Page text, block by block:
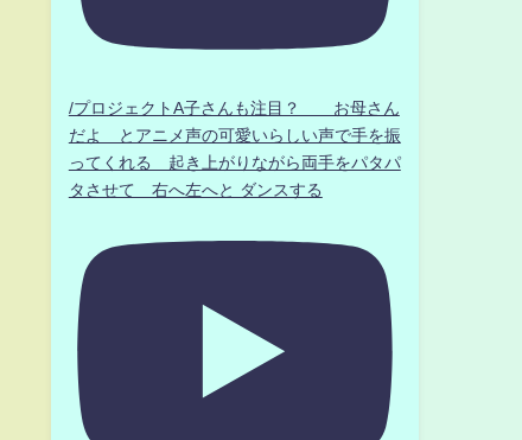
/プロジェクトA子さんも注目？ お母さん
だよ とアニメ声の可愛いらしい声で手を振
ってくれる 起き上がりながら両手をパタパ
タさせて 右へ左へと ダンスする